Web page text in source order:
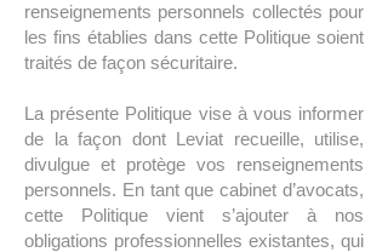
renseignements personnels collectés pour
les fins établies dans cette Politique soient
traités de façon sécuritaire.
La présente Politique vise à vous informer
de la façon dont Leviat recueille, utilise,
divulgue et protège vos renseignements
personnels. En tant que cabinet d’avocats,
cette Politique vient s’ajouter à nos
obligations professionnelles existantes, qui